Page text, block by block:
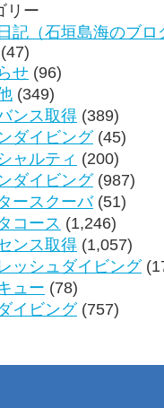
リー
記（石垣島海のブロ
(47)
せ (96)
(349)
ンス取得 (389)
ダイビング(45)
ャルティ (200)
ダイビング(987)
ースクーバ(51)
コース (1,246)
ンス取得 (1,057)
ッシュダイビング
ュー (78)
イビング(757)